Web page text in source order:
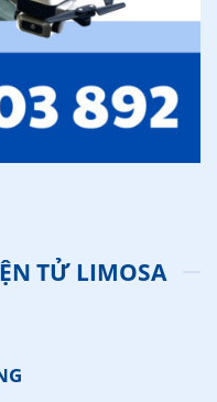
TỬ LIMOSA